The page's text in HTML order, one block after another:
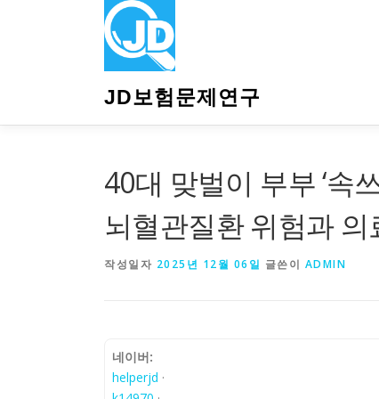
JD보험문제연구
40대 맞벌이 부부 ‘속
뇌혈관질환 위험과
작성일자 2025년 12월 06일 글쓴이 ADMIN
네이버:
helperjd ·